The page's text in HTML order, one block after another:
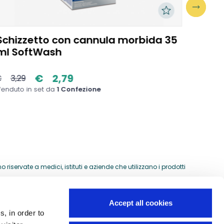
in order to
Accept all cookies
con cannula morbida 35
SoftWash
3,29 € 2,79
in set da1 Confezione
a medici, istituti e aziende che utilizzano i prodotti
Guida all'acquisto